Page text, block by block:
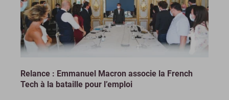
Relance : Emmanuel Macron associe la French
Tech à la bataille pour l’emploi